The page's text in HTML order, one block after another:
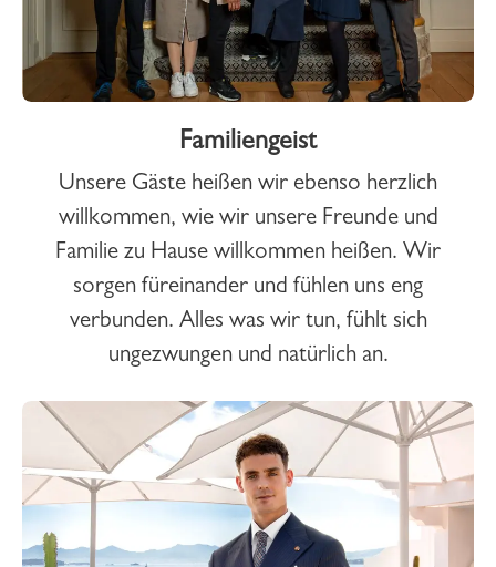
Familiengeist
Unsere Gäste heißen wir ebenso herzlich
willkommen, wie wir unsere Freunde und
Familie zu Hause willkommen heißen. Wir
sorgen füreinander und fühlen uns eng
verbunden. Alles was wir tun, fühlt sich
ungezwungen und natürlich an.